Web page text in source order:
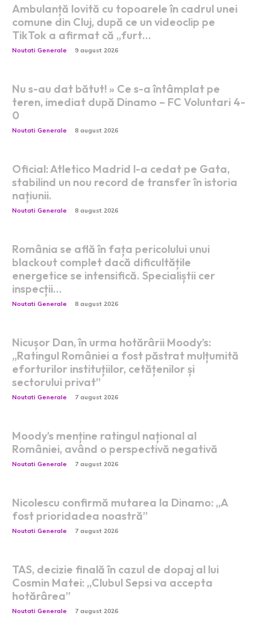
Ambulanță lovită cu topoarele în cadrul unei
comune din Cluj, după ce un videoclip pe
TikTok a afirmat că „furt…
Noutati Generale 9 august 2026
Nu s-au dat bătut! » Ce s-a întâmplat pe
teren, imediat după Dinamo – FC Voluntari 4-
0
Noutati Generale 8 august 2026
Oficial: Atletico Madrid l-a cedat pe Gata,
stabilind un nou record de transfer în istoria
națiunii.
Noutati Generale 8 august 2026
România se află în fața pericolului unui
blackout complet dacă dificultățile
energetice se intensifică. Specialiștii cer
inspecții…
Noutati Generale 8 august 2026
Nicușor Dan, în urma hotărârii Moody’s:
„Ratingul României a fost păstrat mulțumită
eforturilor instituțiilor, cetățenilor și
sectorului privat”
Noutati Generale 7 august 2026
Moody’s menține ratingul național al
României, având o perspectivă negativă
Noutati Generale 7 august 2026
Nicolescu confirmă mutarea la Dinamo: „A
fost prioridadea noastră”
Noutati Generale 7 august 2026
TAS, decizie finală în cazul de dopaj al lui
Cosmin Matei: „Clubul Sepsi va accepta
hotărârea”
Noutati Generale 7 august 2026